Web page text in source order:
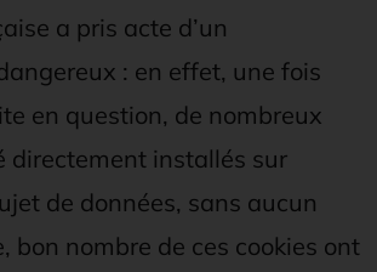
a pris acte d’un
: en effet, une fois
en question, de nombreux
directement installés sur
de données, sans aucun
bon nombre de ces cookies ont